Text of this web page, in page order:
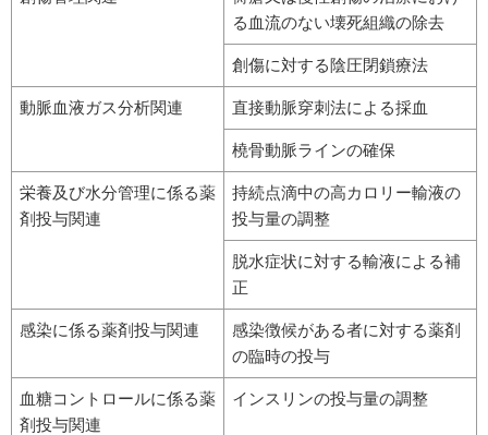
る血流のない壊死組織の除去
創傷に対する陰圧閉鎖療法
動脈血液ガス分析関連 直接動脈穿刺法による採血
橈骨動脈ラインの確保
栄養及び水分管理に係る薬
剤投与関連
持続点滴中の高カロリー輸液の
投与量の調整
脱水症状に対する輸液による補
正
感染に係る薬剤投与関連
感染徴候がある者に対する薬剤
の臨時の投与
血糖コントロールに係る薬
剤投与関連
インスリンの投与量の調整